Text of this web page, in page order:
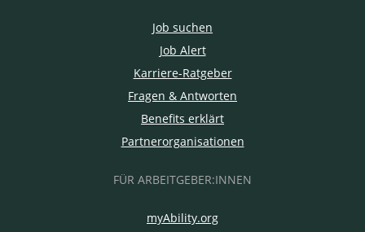
Job suchen
Job Alert
Karriere-Ratgeber
Fragen & Antworten
Benefits erklärt
Partnerorganisationen
FÜR ARBEITGEBER:INNEN
myAbility.org